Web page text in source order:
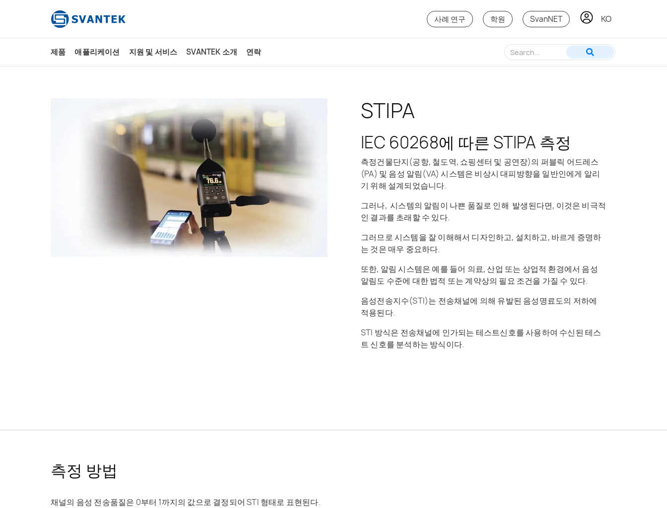
사례 연구 학원 SvanNET KO
SV
제품 애플리케이션 지원 및 서비스 SVANTEK 소개 연락
STIPA
IEC 60268에 따른 STIPA 측정
측정건물단지(공항, 철도역, 쇼핑센터 및 공연장)의 퍼블릭 어드레스
(PA) 및 음성 알림(VA) 시스템은 비상시 대피방향을 일반인에게 알리
기 위해 설계되었습니다.
그러나, 시스템의 알림이 나쁜 품질로 인해 발생된다면, 이것은 비극적
인 결과를 초래할 수 있다.
그러므로 시스템을 잘 이해해서 디자인하고, 설치하고, 바르게 증명하
는 것은 매우 중요하다.
또한, 알림 시스템은 예를 들어 의료, 산업 또는 상업적 환경에서 음성
알림도 수준에 대한 법적 또는 계약상의 필요 조건을 가질 수 있다.
음성전송지수(STI)는 전송채널에 의해 유발된 음성명료도의 저하에
적용된다.
STI 방식은 전송채널에 인가되는 테스트신호를 사용하여 수신된 테스
트 신호를 분석하는 방식이다.
측정 방법
채널의 음성 전송품질은 0부터 1까지의 값으로 결정되어 STI 형태로 표현된다.